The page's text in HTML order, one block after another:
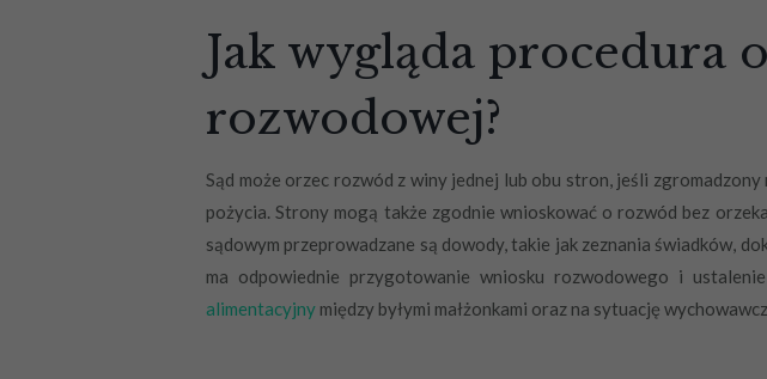
Jak wygląda procedura
rozwodowej?
Sąd może orzec rozwód z winy jednej lub obu stron, jeśli
pożycia. Strony mogą także zgodnie wnioskować o rozwód bez
sądowym przeprowadzane są dowody, takie jak zeznania świadków,
ma odpowiednie przygotowanie wniosku rozwodowego i
alimentacyjny między byłymi małżonkami oraz na sytuację